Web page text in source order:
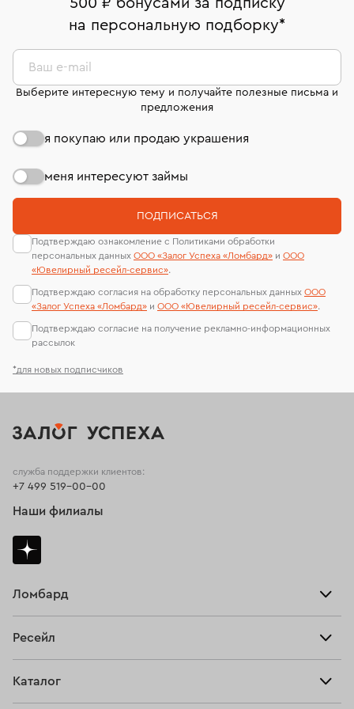
комиссионных украшений и часов смотрите на
странице«Возврат украшений»
Срок бронирования украшения при самовывозе из
Система быстрых платежей (по QR-коду)
В кредит от Т-Банка (до 50 000 руб., на 3–6 мес.)
На особо ценные изделия получены
сертификаты МГУ и других геммологических
лабораторий
500 ₽ бонусами за подписку
на персональную подборку*
*для новых подписчиков
Ваш e-mail
Выберите интересную тему и получайте полезные письма и
предложения
я покупаю или продаю украшения
меня интересуют займы
ПОДПИСАТЬСЯ
Подтверждаю ознакомление с Политиками обработки
персональных данных ООО «Залог Успеха «Ломбард» и ООО
«Ювелирный ресейл-сервиc».
Подтверждаю согласия на обработку персональных данных ООО
«Залог Успеха «Ломбард» и ООО «Ювелирный ресейл-сервиc».
Подтверждаю согласие на получение рекламно-информационных
рассылок
Ломбард
Тарифы
Ресейл
Каталог
служба поддержки клиентов:
+7 499 519-00-00
Наши филиалы